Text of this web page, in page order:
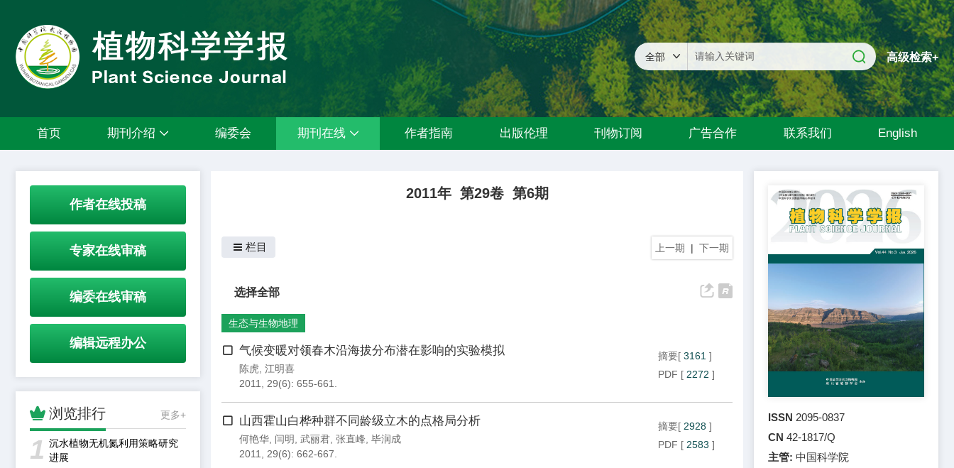
高级检索+
首页 期刊介绍 编委会 期刊在线 作者指南 出版伦理 刊物订阅 广告合作 联系我们 English
作者在线投稿
专家在线审稿
编委在线审稿
编辑远程办公
 浏览排行 更多+
1 沉水植物无机氮利用策略研究
进展
2011年 第29卷 第6期
上一期 | 下一期
栏目
选择全部
生态与生物地理
气候变暖对领春木沿海拔分布潜在影响的实验模拟
陈虎 江明喜
2011, 29(6): 655-661.
摘要[ 3161 ]
PDF [ 2272 ]
山西霍山白桦种群不同龄级立木的点格局分析
何艳华 闫明 武丽君 张直峰 毕润成
2011, 29(6): 662-667.
摘要[ 2928 ]
PDF [ 2583 ]
ISSN 2095-0837
CN 42-1817/Q
主管: 中国科学院